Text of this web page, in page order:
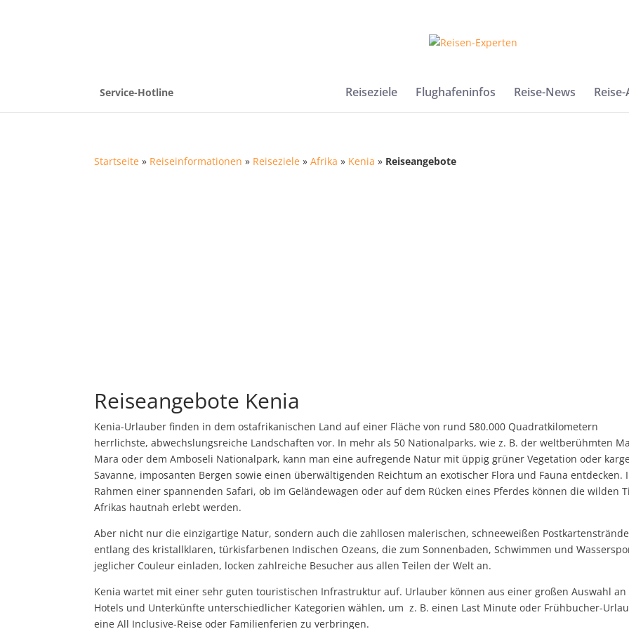
Service-Hotline Reiseziele Flughafeninfos Reise-News
Startseite » Reiseinformationen » Reiseziele »Afrika » Kenia » Reiseangebote
Reiseangebote Kenia
Kenia-Urlauber finden in dem ostafrikanischen Land auf einer Fläche von rund 580.000 Quadratkilometern
herrlichste, abwechslungsreiche Landschaften vor. In mehr als 50 Nationalparks, wie z. B. der weltberühmten
Mara oder dem Amboseli Nationalpark, kann man eine aufregende Natur mit üppig grüner Vegetation oder
Savanne, imposanten Bergen sowie einen überwältigenden Reichtum an exotischer Flora und Fauna entdecken.
Rahmen einer spannenden Safari, ob im Geländewagen oder auf dem Rücken eines Pferdes können die wilden
Afrikas hautnah erlebt werden.
Aber nicht nur die einzigartige Natur, sondern auch die zahllosen malerischen, schneeweißen Postkartenstrände
entlang des kristallklaren, türkisfarbenen Indischen Ozeans, die zum Sonnenbaden, Schwimmen und
jeglicher Couleur einladen, locken zahlreiche Besucher aus allen Teilen der Welt an.
Kenia wartet mit einer sehr guten touristischen Infrastruktur auf. Urlauber können aus einer großen Auswahl an
Hotels und Unterkünfte unterschiedlicher Kategorien wählen, um z. B. einen Last Minute oder Frühbucher-
eine All Inclusive-Reise oder Familienferien zu verbringen.